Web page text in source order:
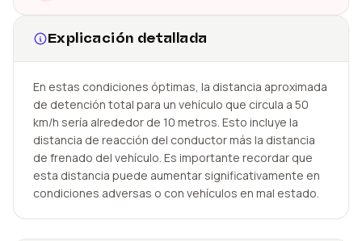
Explicación detallada
En estas condiciones óptimas, la distancia aproximada
de detención total para un vehículo que circula a 50
km/h sería alrededor de 10 metros. Esto incluye la
distancia de reacción del conductor más la distancia
de frenado del vehículo. Es importante recordar que
esta distancia puede aumentar significativamente en
condiciones adversas o con vehículos en mal estado.